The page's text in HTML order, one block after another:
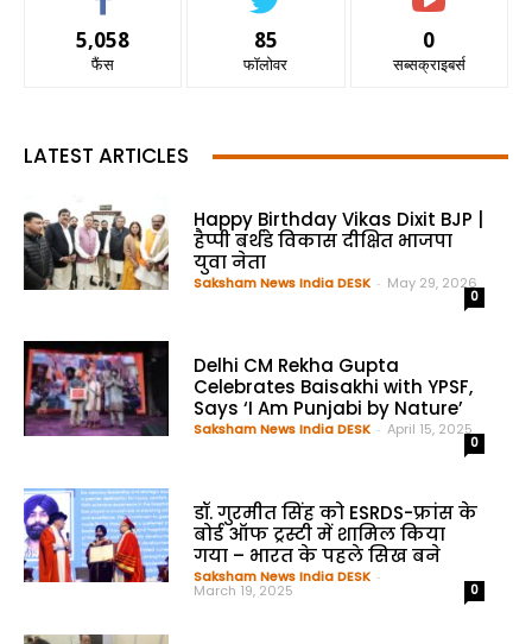
5,058
फैंस
85
फॉलोवर
0
सब्सक्राइबर्स
LATEST ARTICLES
Happy Birthday Vikas Dixit BJP |
हैप्पी बर्थडे विकास दीक्षित भाजपा
युवा नेता
Saksham News India DESK - May 29, 2026
0
Delhi CM Rekha Gupta
Celebrates Baisakhi with YPSF,
Says ‘I Am Punjabi by Nature’
Saksham News India DESK - April 15, 2025
0
डॉ. गुरमीत सिंह को ESRDS-फ्रांस के
बोर्ड ऑफ ट्रस्टी में शामिल किया
गया – भारत के पहले सिख बने
Saksham News India DESK -
March 19, 2025 0